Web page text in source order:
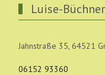
Luise-
Jahnstraße 35, 64521
06152 93360